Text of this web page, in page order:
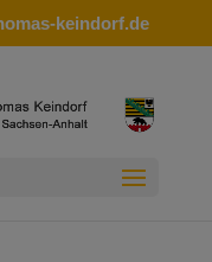
keindorf.de